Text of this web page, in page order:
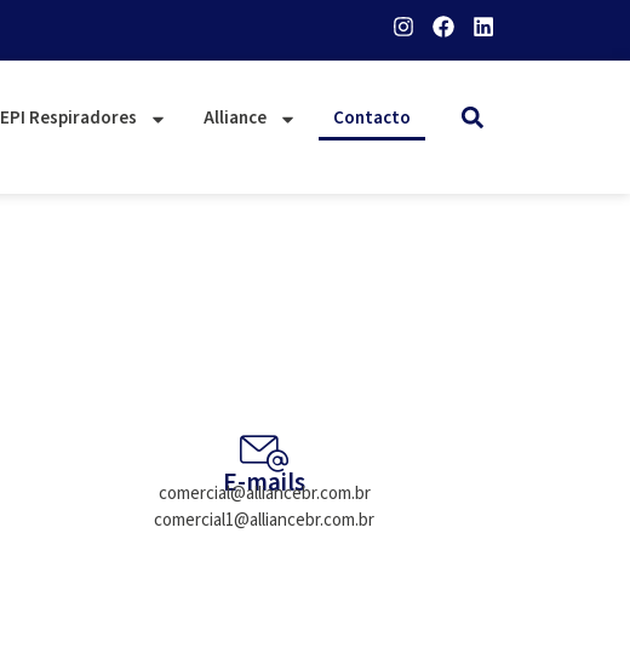
EPI Respiradores Alliance Contacto
E-mails
comercial@alliancebr.com.br
comercial1@alliancebr.com.br